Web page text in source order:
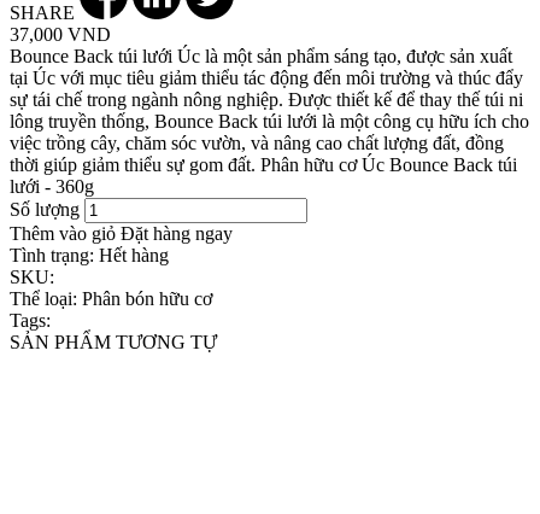
SHARE
37,000 VND
Bounce Back túi lưới Úc là một sản phẩm sáng tạo, được sản xuất
tại Úc với mục tiêu giảm thiểu tác động đến môi trường và thúc đẩy
sự tái chế trong ngành nông nghiệp. Được thiết kế để thay thế túi ni
lông truyền thống, Bounce Back túi lưới là một công cụ hữu ích cho
việc trồng cây, chăm sóc vườn, và nâng cao chất lượng đất, đồng
thời giúp giảm thiểu sự gom đất. Phân hữu cơ Úc Bounce Back túi
lưới - 360g
Số lượng
Thêm vào giỏ Đặt hàng ngay
Tình trạng: Hết hàng
SKU:
Thể loại: Phân bón hữu cơ
Tags:
SẢN PHẨM TƯƠNG TỰ